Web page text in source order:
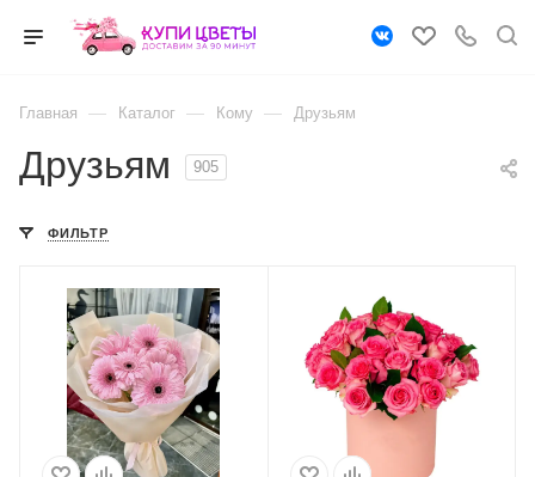
Главная — Каталог — Кому — Друзьям
Друзьям 905
ФИЛЬТР